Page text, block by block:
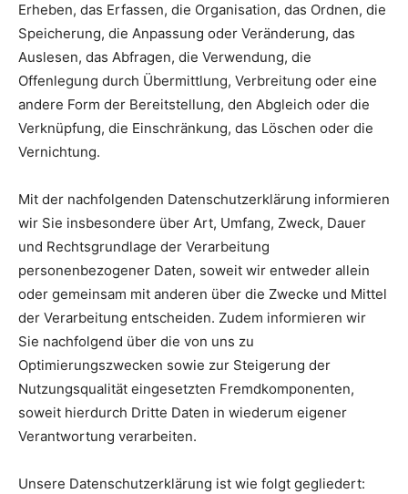
Erheben, das Erfassen, die Organisation, das Ordnen, die
Speicherung, die Anpassung oder Veränderung, das
Auslesen, das Abfragen, die Verwendung, die
Offenlegung durch Übermittlung, Verbreitung oder eine
andere Form der Bereitstellung, den Abgleich oder die
Verknüpfung, die Einschränkung, das Löschen oder die
Vernichtung.
Mit der nachfolgenden Datenschutzerklärung informieren
wir Sie insbesondere über Art, Umfang, Zweck, Dauer
und Rechtsgrundlage der Verarbeitung
personenbezogener Daten, soweit wir entweder allein
oder gemeinsam mit anderen über die Zwecke und Mittel
der Verarbeitung entscheiden. Zudem informieren wir
Sie nachfolgend über die von uns zu
Optimierungszwecken sowie zur Steigerung der
Nutzungsqualität eingesetzten Fremdkomponenten,
soweit hierdurch Dritte Daten in wiederum eigener
Verantwortung verarbeiten.
Unsere Datenschutzerklärung ist wie folgt gegliedert: